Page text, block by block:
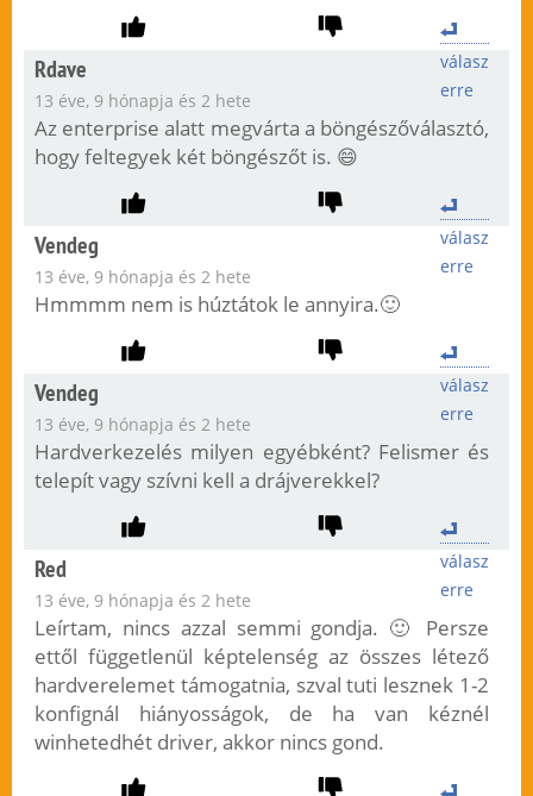
válasz
erre
Rdave
13 éve, 9 hónapja és 2 hete
Az enterprise alatt megvárta a böngészőválasztó,
hogy feltegyek két böngészőt is. 😄
válasz
erre
Vendeg
13 éve, 9 hónapja és 2 hete
Hmmmm nem is húztátok le annyira.🙂
válasz
erre
Vendeg
13 éve, 9 hónapja és 2 hete
Hardverkezelés milyen egyébként? Felismer és
telepít vagy szívni kell a drájverekkel?
válasz
erre
Red
13 éve, 9 hónapja és 2 hete
Leírtam, nincs azzal semmi gondja. 🙂 Persze
ettől függetlenül képtelenség az összes létező
hardverelemet támogatnia, szval tuti lesznek 1-2
konfignál hiányosságok, de ha van kéznél
winhetedhét driver, akkor nincs gond.